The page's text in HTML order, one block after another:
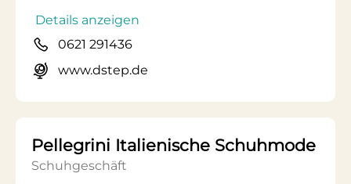
Details anzeigen
0621 291436
www.dstep.de
Pellegrini Italienische Schuhmode
Schuhgeschäft